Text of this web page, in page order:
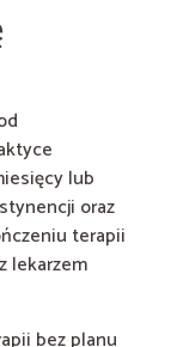
lub
oraz
terapii
lekarzem
bez planu